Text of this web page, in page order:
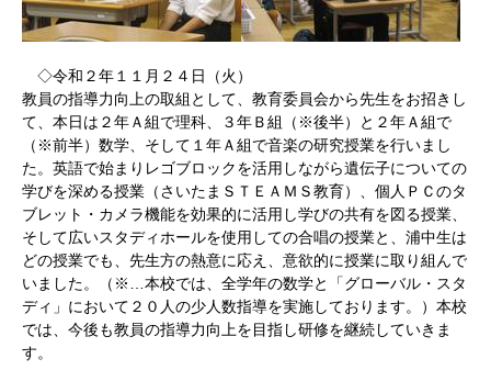
◇令和２年１１月２４日（火）
教員の指導力向上の取組として、 教育委員会から先生をお招きし
て、 本日は ２年Ａ組で理科、３年Ｂ組（※後半）と２年Ａ組で
（※前半）数学、そして１年Ａ組で音楽の研究授業を行いまし
た。英語で始まりレゴブロックを活用しながら遺伝子についての
学びを深める授業（さいたまＳＴＥＡＭＳ教育）、個人ＰＣのタ
ブレット・ カメラ機能を効果的に活用し学びの共有を図る授業、
そして広いスタディホールを使用しての合唱の授業と、浦中生は
どの授業でも、先生方の熱意に応え、 意欲的に授業に取り組んで
いました。
（※…本校では、全学年の数学と「グローバル・スタ
ディ」において２０人の少人数指導を実施しております。）本校
では、今後も教員の指導力向上を目指し研修を継続していきま
す。